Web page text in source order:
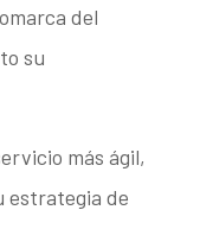
del
su
más ágil,
estrategia de